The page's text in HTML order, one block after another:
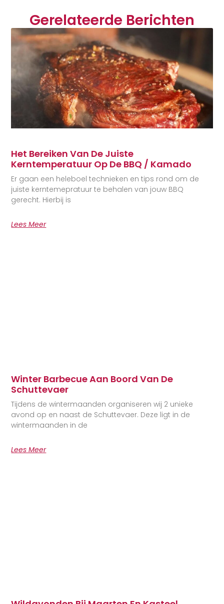
Gerelateerde Berichten
Het Bereiken Van De Juiste
Kerntemperatuur Op De BBQ / Kamado
Er gaan een heleboel technieken en tips rond om de
juiste kerntemepratuur te behalen van jouw BBQ
gerecht. Hierbij is
Lees Meer
Winter Barbecue Aan Boord Van De
Schuttevaer
Tijdens de wintermaanden organiseren wij 2 unieke
avond op en naast de Schuttevaer. Deze ligt in de
wintermaanden in de
Lees Meer